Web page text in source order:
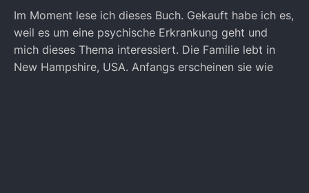
Im Moment lese ich dieses Buch. Gekauft habe ich es,
weil es um eine psychische Erkrankung geht und
mich dieses Thema interessiert. Die Familie lebt in
New Hampshire, USA. Anfangs erscheinen sie wie